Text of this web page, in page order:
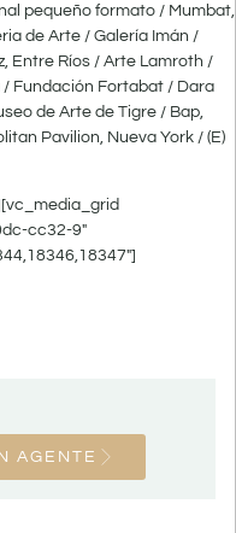
pequeño formato / Mumbat,
de Arte / Galería Imán /
Entre Ríos / Arte Lamroth /
Fundación Fortabat / Dara
de Arte de Tigre / Bap,
Pavilion, Nueva York / (E)
cc32-9″
AGENTE